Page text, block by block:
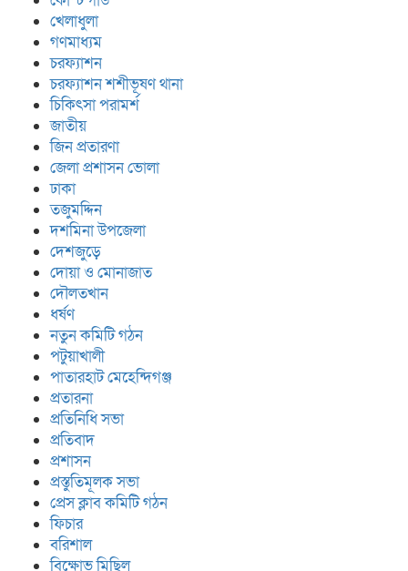
খেলাধুলা
গণমাধ্যম
চরফ্যাশন
চরফ্যাশন শশীভূষণ থানা
চিকিৎসা পরামর্শ
জাতীয়
জিন প্রতারণা
জেলা প্রশাসন ভোলা
ঢাকা
তজুমদ্দিন
দশমিনা উপজেলা
দেশজুড়ে
দোয়া ও মোনাজাত
দৌলতখান
ধর্ষণ
নতুন কমিটি গঠন
পটুয়াখালী
পাতারহাট মেহেন্দিগঞ্জ
প্রতারনা
প্রতিনিধি সভা
প্রতিবাদ
প্রশাসন
প্রস্তুতিমূলক সভা
প্রেস ক্লাব কমিটি গঠন
ফিচার
বরিশাল
বিক্ষোভ মিছিল